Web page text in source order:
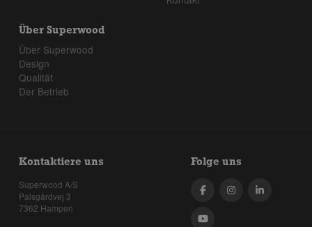
Über Superwood
Über Superwood
Design
Qualität
Der Betrieb
Kontaktiere uns
Superwood A/S
Palsgårdvej 3
7362 Hampen
Folge uns